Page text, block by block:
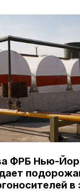
ФРБ Нью-
в